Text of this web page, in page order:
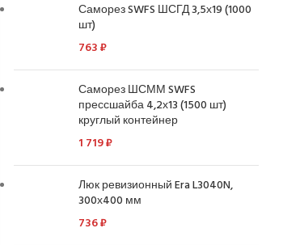
Саморез SWFS ШСГД 3,5х19 (1000
шт)
763₽
Саморез ШСММ SWFS
прессшайба 4,2х13 (1500 шт)
круглый контейнер
1 719₽
Люк ревизионный Era L3040N,
300х400 мм
736₽